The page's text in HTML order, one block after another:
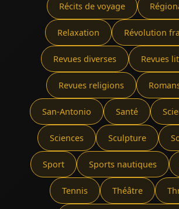
Récits de voyage
Relaxation Révolution
Revues diverses Revues
Revues religions
San-Antonio Santé
Sciences Sculpture
Sport Sports nautiques
Tennis Théâtre